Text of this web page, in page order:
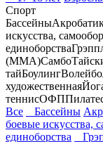
Спорт
Бассейны
искусства,
единоборства
(ММА)Самбо
тайБоулинг
художественная
теннисОФП
Все
Бассейны
боевые искусства,
единоборства